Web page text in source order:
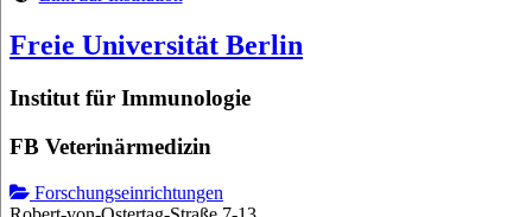
Freie Universität Berlin
Institut für Immunologie
FB Veterinärmedizin
Forschungseinrichtungen